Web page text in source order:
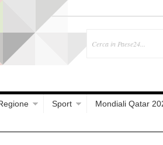
Sport Mondiali Qatar